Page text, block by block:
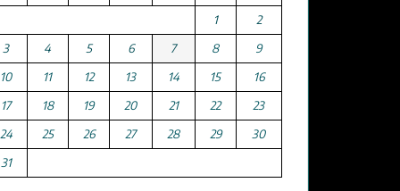
1
2
3
4 5 6 7 8
9
10
11 12 13 14 15
16
17
18 19 20 21 22
23
24
25 26 27 28 29
30
31